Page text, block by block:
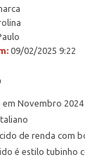
09/02/2025 9:22
Novembro 2024
de renda com
é estilo tubinho